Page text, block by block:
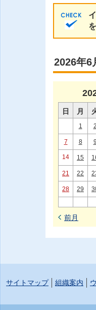
2026年6
日 月
1 2
7 8 9
14 15
21 22
28 29
前月
サイトマップ 組織案内